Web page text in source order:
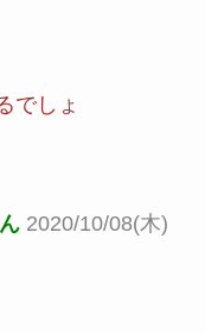
でしょ
2020/10/08(木)